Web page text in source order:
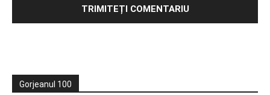
Gorjeanul 100